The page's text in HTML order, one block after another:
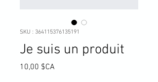
SKU : 364115376135191
Je suis un produit
10,00 $CA